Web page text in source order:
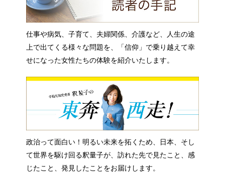
仕事や病気、子育て、夫婦関係、介護など、人生の途
上で出てくる様々な問題を、「信仰」で乗り越えて幸
せになった女性たちの体験を紹介いたします。
政治って面白い！明るい未来を拓くため、日本、そし
て世界を駆け回る釈量子が、訪れた先で見たこと、感
じたこと、発見したことをお届けします。